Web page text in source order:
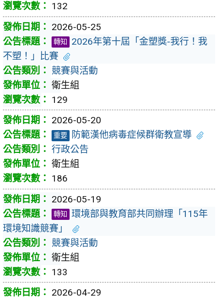
132
2026-05-25
轉知
2026年第十屆「金塑獎-我行！我
不塑！」比賽
競賽與活動
衛生組
129
2026-05-20
重要
防範漢他病毒症候群衛教宣導
行政公告
衛生組
186
2026-05-19
轉知
環境部與教育部共同辦理「115年
環境知識競賽」
競賽與活動
衛生組
133
2026-04-29